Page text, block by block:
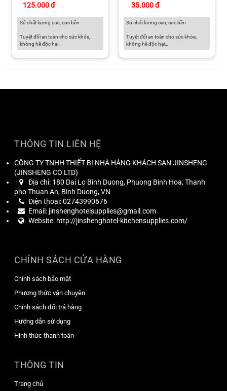
125.000 đ
Sứ chất lượng cao, cực bền
Tuyệt đối an toàn cho sức khỏe,
không hề độc hại
Có thể sử dụng trong lò vi sóng, lò
35.000 đ
Sứ chất lượng cao, cực bền
Tuyệt đối an toàn cho sức khỏe,
không hề độc hại
Có thể sử dụng trong lò vi sóng, lò
THÔNG TIN LIÊN HỆ
CÔNG TY TNHH THIẾT BỊ NHÀ HÀNG KHÁCH SẠN JINSHENG
(JINSHENG CO LTD)
Địa chỉ: 180 Dai Lo Binh Duong, Phuong Binh Hoa, Thanh
pho Thuan An, Binh Duong, VN
Điện thoại:02743990676
Email: jinshenghotelsupplies@gmail.com
Website: http://jinshenghotel-kitchensupplies.com/
CHÍNH SÁCH CỬA HÀNG
Chính sách bảo mật
Phương thức vận chuyên
Chính sách đổi trả hàng
Hướng dẫn sử dụng
Hình thức thanh toán
THÔNG TIN
Trang chủ